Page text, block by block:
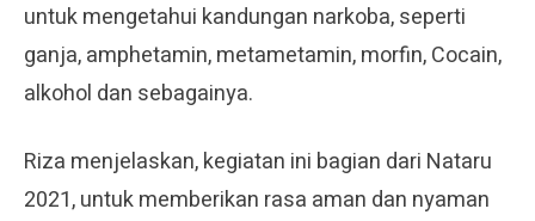
untuk mengetahui kandungan narkoba, seperti
ganja, amphetamin, metametamin, morfin, Cocain,
alkohol dan sebagainya.
Riza menjelaskan, kegiatan ini bagian dari Nataru
2021, untuk memberikan rasa aman dan nyaman